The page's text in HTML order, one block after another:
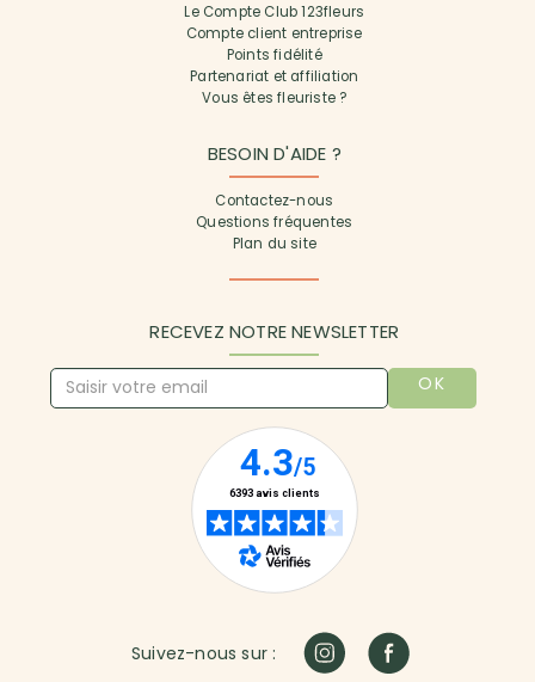
Le Compte Club 123fleurs
Compte client entreprise
Points fidélité
Partenariat et affiliation
Vous êtes fleuriste ?
BESOIN D'AIDE ?
Contactez-nous
Questions fréquentes
Plan du site
RECEVEZ NOTRE NEWSLETTER
OK
Suivez-nous sur :